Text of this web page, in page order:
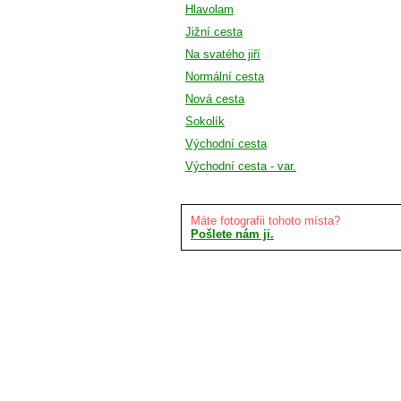
Hlavolam
Jižní cesta
Na svatého jiří
Normální cesta
Nová cesta
Sokolík
Východní cesta
Východní cesta - var.
Máte fotografii tohoto místa?
Pošlete nám ji.